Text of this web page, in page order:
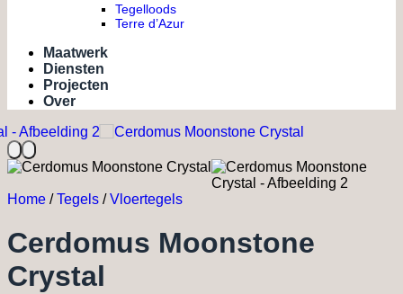
Tegelloods
Terre d’Azur
Maatwerk
Diensten
Projecten
Over
Home / Tegels / Vloertegels
Cerdomus Moonstone
Crystal